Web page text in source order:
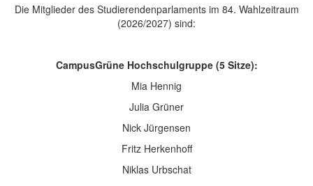
Die Mitglieder des Studierendenparlaments im 84. Wahlzeitraum
(2026/2027) sind:
CampusGrüne Hochschulgruppe (5 Sitze):
Mia Hennig
Julia Grüner
Nick Jürgensen
Fritz Herkenhoff
Niklas Urbschat